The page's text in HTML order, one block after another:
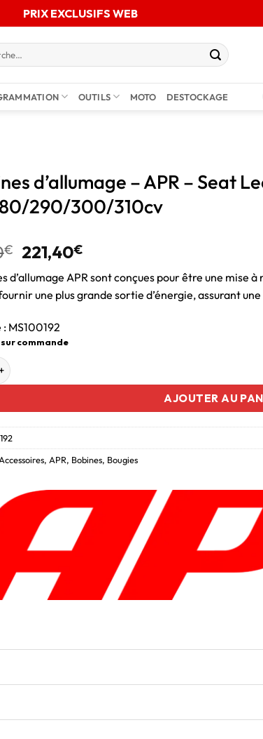
PRIX EXCLUSIFS WEB
OUTILS MOTO DESTOCKAGE
d’allumage – APR – Seat
290/300/310cv
€ 221,40€
d’allumage APR sont conçues pour être une mise
une plus grande sortie d’énergie, assurant
MS100192
commande
AJOUTER AU
Accessoires, APR, Bobines, Bougies